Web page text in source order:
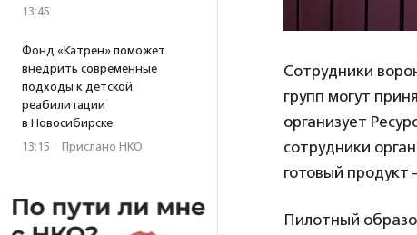
13:45
Фонд «Катрен» поможет
внедрить современные
подходы к детской
реабилитации
в Новосибирске
13:15 · Прислано НКО
Сотрудники
групп могут
организует
сотрудники
готовый продукт
Пилотный